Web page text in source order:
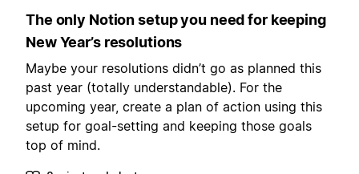
The only Notion setup you need for keeping
New Year’s resolutions
Maybe your resolutions didn’t go as planned this
past year (totally understandable). For the
upcoming year, create a plan of action using this
setup for goal-setting and keeping those goals
top of mind.